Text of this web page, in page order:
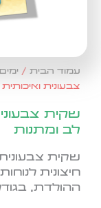
עמוד הבית/ימים
צבעונית ואיכותית
שקית
לב ומתנות
שקית צבעונית
חיצונית
ההולדת, בגודל של